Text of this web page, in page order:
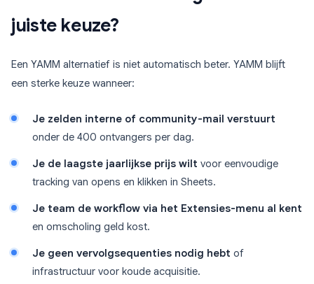
juiste keuze?
Een YAMM alternatief is niet automatisch beter. YAMM blijft
een sterke keuze wanneer:
Je zelden interne of community-mail verstuurt
onder de 400 ontvangers per dag.
Je de laagste jaarlijkse prijs wilt voor eenvoudige
tracking van opens en klikken in Sheets.
Je team de workflow via het Extensies-menu al kent
en omscholing geld kost.
Je geen vervolgsequenties nodig hebt of
infrastructuur voor koude acquisitie.